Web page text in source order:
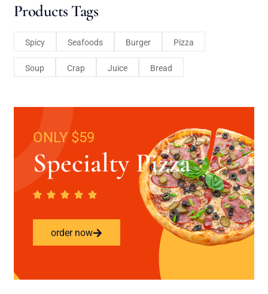
Products Tags
Spicy Seafoods Burger Pizza
Soup Crap Juice Bread
ONLY $59
Specialty Pizza
order now